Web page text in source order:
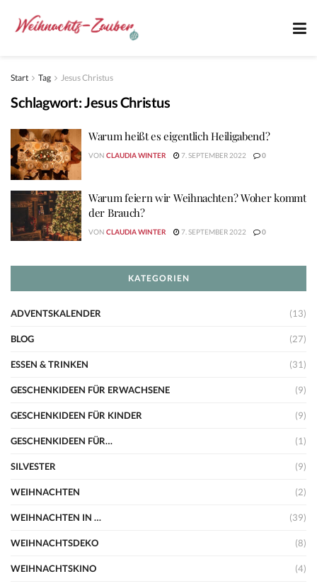
Start Tag Jesus Christus
Schlagwort:Jesus Christus
Warum heißt es eigentlich Heiligabend?
VON CLAUDIA WINTER 7. SEPTEMBER 2022 0
Warum feiern wir Weihnachten? Woher kommt
der Brauch?
VON CLAUDIA WINTER 7. SEPTEMBER 2022 0
KATEGORIEN
ADVENTSKALENDER (13)
BLOG (27)
ESSEN & TRINKEN (31)
GESCHENKIDEEN FÜR ERWACHSENE (9)
GESCHENKIDEEN FÜR KINDER (9)
GESCHENKIDEEN FÜR… (1)
SILVESTER (9)
WEIHNACHTEN (2)
WEIHNACHTEN IN … (39)
WEIHNACHTSDEKO (8)
WEIHNACHTSKINO (4)